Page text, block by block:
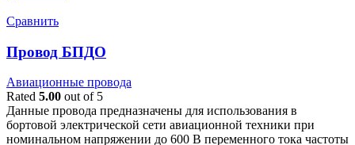
Сравнить
Провод БПДО
Авиационные провода
Rated 5.00 out of 5
Данные провода предназначены для использования в
бортовой электрической сети авиационной техники при
номинальном напряжении до 600 В переменного тока частоты